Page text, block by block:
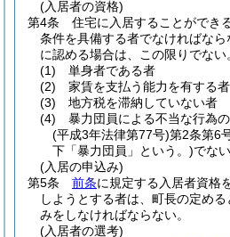
(入居者の資格)
第4条
住宅に入居することができ
条件を具備する者でなければなら
に認める場合は、この限りでない
(1)
単身者である者
(2)
家賃を支払う能力を有する者
(3)
地方税を滞納していない者
(4)
暴力団員による不当な行為
(平成3年法律第77号)第2条第6
下「暴力団員」という。)でな
(入居の申込み)
第5条
前条に規定する入居者資格
しようとする者は、町長の定め
みをしなければならない。
(入居者の選考)